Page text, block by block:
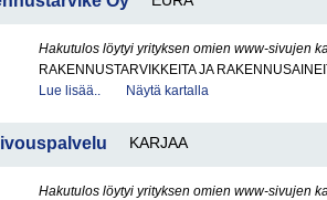
Hakutulos löytyi yrityksen omien www-sivujen
RAKENNUSTARVIKKEITA JA
Lue lisää..
Näytä kartalla
KARJAA
Hakutulos löytyi yrityksen omien www-sivujen